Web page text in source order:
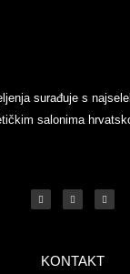
surađuje s
salonima
c
e
b
f
u
t
u
s
t
a
KONTAKT